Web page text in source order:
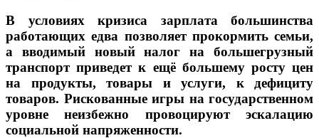
В условиях кризиса зарплата большинства
работающих едва позволяет прокормить семьи,
а вводимый новый налог на большегрузный
транспорт приведет к ещё большему росту цен
на продукты, товары и услуги, к дефициту
товаров. Рискованные игры на государственном
уровне неизбежно провоцируют эскалацию
социальной напряженности.